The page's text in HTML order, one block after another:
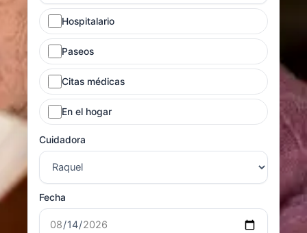
Hospitalario
Paseos
Citas médicas
En el hogar
Cuidadora
Fecha